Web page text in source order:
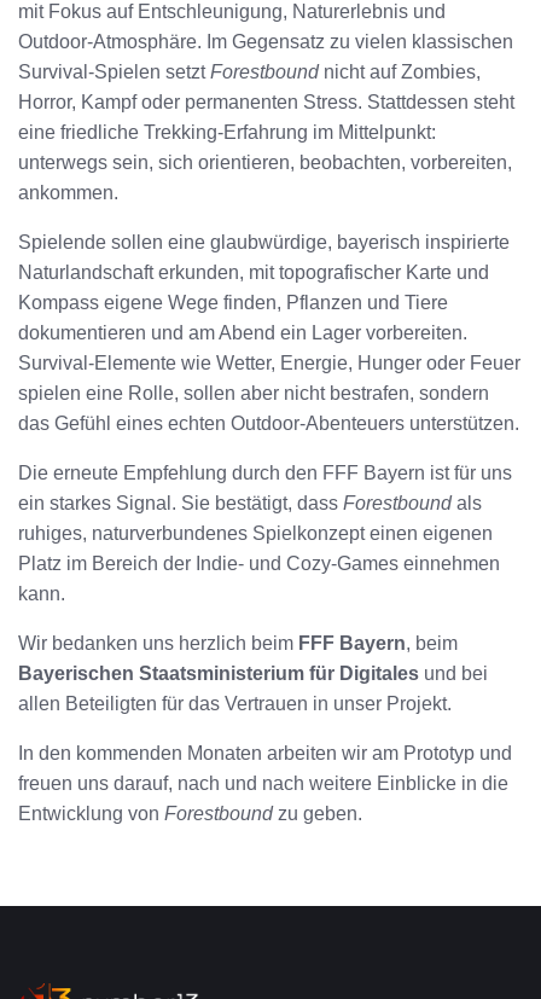
mit Fokus auf Entschleunigung, Naturerlebnis und
Outdoor-Atmosphäre. Im Gegensatz zu vielen klassischen
Survival-Spielen setztForestbound nicht auf Zombies,
Horror, Kampf oder permanenten Stress. Stattdessen steht
eine friedliche Trekking-Erfahrung im Mittelpunkt:
unterwegs sein, sich orientieren, beobachten, vorbereiten,
ankommen.
Spielende sollen eine glaubwürdige, bayerisch inspirierte
Naturlandschaft erkunden, mit topografischer Karte und
Kompass eigene Wege finden, Pflanzen und Tiere
dokumentieren und am Abend ein Lager vorbereiten.
Survival-Elemente wie Wetter, Energie, Hunger oder Feuer
spielen eine Rolle, sollen aber nicht bestrafen, sondern
das Gefühl eines echten Outdoor-Abenteuers unterstützen.
Die erneute Empfehlung durch den FFF Bayern ist für uns
ein starkes Signal. Sie bestätigt, dass Forestbound als
ruhiges, naturverbundenes Spielkonzept einen eigenen
Platz im Bereich der Indie- und Cozy-Games einnehmen
kann.
Wir bedanken uns herzlich beim FFF Bayern, beim
Bayerischen Staatsministerium für Digitales und bei
allen Beteiligten für das Vertrauen in unser Projekt.
In den kommenden Monaten arbeiten wir am Prototyp und
freuen uns darauf, nach und nach weitere Einblicke in die
Entwicklung von Forestbound zu geben.